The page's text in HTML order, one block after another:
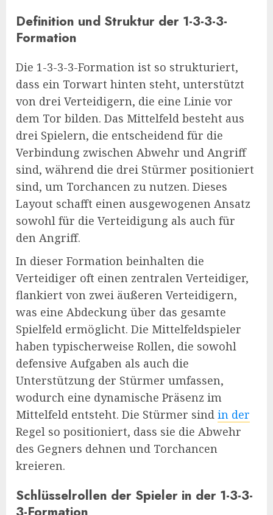
Definition und Struktur der 1-3-3-3-
Formation
Die 1-3-3-3-Formation ist so strukturiert,
dass ein Torwart hinten steht, unterstützt
von drei Verteidigern, die eine Linie vor
dem Tor bilden. Das Mittelfeld besteht aus
drei Spielern, die entscheidend für die
Verbindung zwischen Abwehr und Angriff
sind, während die drei Stürmer positioniert
sind, um Torchancen zu nutzen. Dieses
Layout schafft einen ausgewogenen Ansatz
sowohl für die Verteidigung als auch für
den Angriff.
In dieser Formation beinhalten die
Verteidiger oft einen zentralen Verteidiger,
flankiert von zwei äußeren Verteidigern,
was eine Abdeckung über das gesamte
Spielfeld ermöglicht. Die Mittelfeldspieler
haben typischerweise Rollen, die sowohl
defensive Aufgaben als auch die
Unterstützung der Stürmer umfassen,
wodurch eine dynamische Präsenz im
Mittelfeld entsteht. Die Stürmer sind in der
Regel so positioniert, dass sie die Abwehr
des Gegners dehnen und Torchancen
kreieren.
Schlüsselrollen der Spieler in der 1-3-3-